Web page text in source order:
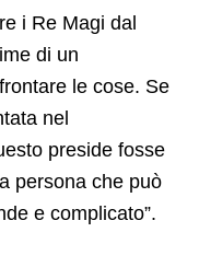
i Re Magi dal
di un
le cose. Se
nel
preside fosse
persona che può
e complicato”.